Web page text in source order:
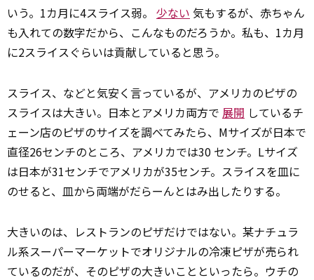
いう。1カ月に4スライス弱。 少ない 気もするが、赤ちゃん
も入れての数字だから、こんなものだろうか。私も、1カ月
に2スライスぐらいは貢献していると思う。
スライス、などと気安く言っているが、アメリカのピザの
スライスは大きい。日本とアメリカ両方で 展開 しているチ
ェーン店のピザのサイズを調べてみたら、Mサイズが日本で
直径26センチのところ、アメリカでは30 センチ。Lサイズ
は日本が31センチでアメリカが35センチ。スライスを皿に
のせると、皿から両端がだらーんとはみ出したりする。
大きいのは、レストランのピザだけではない。某ナチュラ
ル系スーパーマーケットでオリジナルの冷凍ピザが売られ
ているのだが、そのピザの大きいことといったら。ウチの